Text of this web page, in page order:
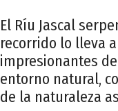
El Ríu Jascal
recorrido lo lleva
impresionantes
entorno natural,
de la naturaleza